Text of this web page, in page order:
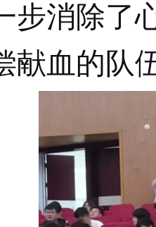
步消除了
献血的队